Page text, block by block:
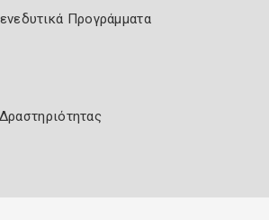
Προγράμματα